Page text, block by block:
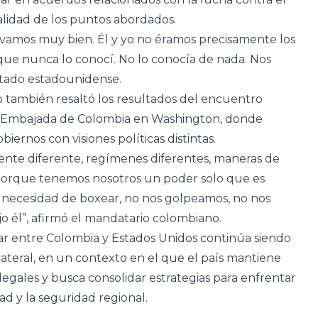
de los puntos abordados.
muy bien. Él y yo no éramos precisamente los
nunca lo conocí. No lo conocía de nada. Nos
estadounidense.
resaltó los resultados del encuentro
de Colombia en Washington, donde
con visiones políticas distintas.
diferente, regímenes diferentes, maneras de
tenemos nosotros un poder solo que es
de boxear, no nos golpeamos, no nos
él”, afirmó el mandatario colombiano.
entre Colombia y Estados Unidos continúa siendo
en un contexto en el que el país mantiene
y busca consolidar estrategias para enfrentar
y la seguridad regional.